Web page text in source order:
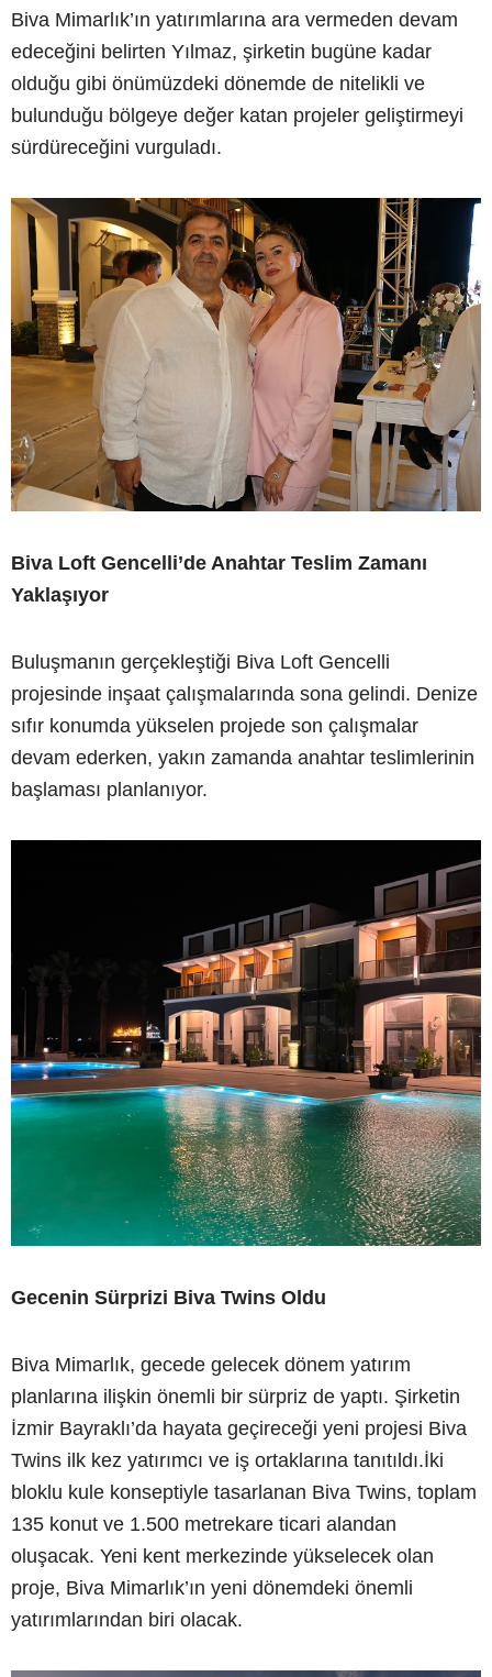
Biva Mimarlık’ın yatırımlarına ara vermeden devam
edeceğini belirten Yılmaz, şirketin bugüne kadar
olduğu gibi önümüzdeki dönemde de nitelikli ve
bulunduğu bölgeye değer katan projeler geliştirmeyi
sürdüreceğini vurguladı.
Biva Loft Gencelli’de Anahtar Teslim Zamanı
Yaklaşıyor
Buluşmanın gerçekleştiği Biva Loft Gencelli
projesinde inşaat çalışmalarında sona gelindi. Denize
sıfır konumda yükselen projede son çalışmalar
devam ederken, yakın zamanda anahtar teslimlerinin
başlaması planlanıyor.
Gecenin Sürprizi Biva Twins Oldu
Biva Mimarlık, gecede gelecek dönem yatırım
planlarına ilişkin önemli bir sürpriz de yaptı. Şirketin
İzmir Bayraklı’da hayata geçireceği yeni projesi Biva
Twins ilk kez yatırımcı ve iş ortaklarına tanıtıldı.İki
bloklu kule konseptiyle tasarlanan Biva Twins, toplam
135 konut ve 1.500 metrekare ticari alandan
oluşacak. Yeni kent merkezinde yükselecek olan
proje, Biva Mimarlık’ın yeni dönemdeki önemli
yatırımlarından biri olacak.